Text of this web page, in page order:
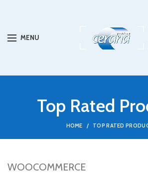
MENU
Top Rated
HOME TOP RATED
WOOCOMMERCE